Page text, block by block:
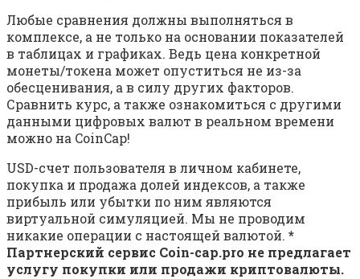
Любые сравнения должны выполняться в
комплексе, а не только на основании показателей
в таблицах и графиках. Ведь цена конкретной
монеты/токена может опуститься не из-за
обесценивания, а в силу других факторов.
Сравнить курс, а также ознакомиться с другими
данными цифровых валют в реальном времени
можно на CoinCap!
USD-счет пользователя в личном кабинете,
покупка и продажа долей индексов, а также
прибыль или убытки по ним являются
виртуальной симуляцией. Мы не проводим
никакие операции с настоящей валютой. *
Партнерский сервис Coin-cap.pro не предлагает
услугу покупки или продажи криптовалюты.